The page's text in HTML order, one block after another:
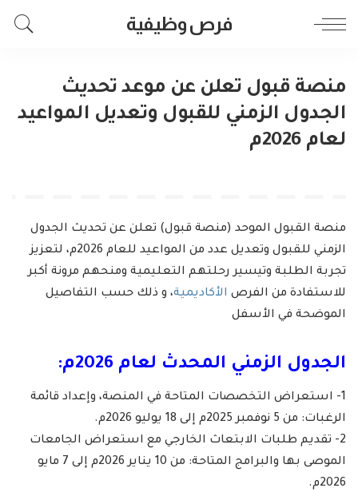
فرص وظيفية
منصة قبول تعلن عن موعد تحديث
الجدول الزمني للقبول وتعديل المواعيد
لعام 2026م
منصة القبول الموحد (منصة قبول) تعلن عن تحديث الجدول
الزمني للقبول وتعديل عدد من المواعيد للعام 2026م، لتعزيز
تجربة الطلبة وتيسير رحلتهم التعليمية ومنحهم مرونة أكبر
للاستفادة من الفرص الأكاديمية، و ذلك حسب التفاصيل
الموضحة في الأسفل
الجدول الزمني المحدث لعام 2026م:
1- استعراض التخصصات المتاحة في المنصة، وإعداد قائمة
الرغبات: من 5 نوفمبر 2025م إلى 18 يوليو 2026م.
2- تقديم طلبات الابتعاث الخارجي مع استعراض الجامعات
الموصى بها والبرامج المتاحة: من 10 يناير 2026م إلى 7 مايو
2026م.